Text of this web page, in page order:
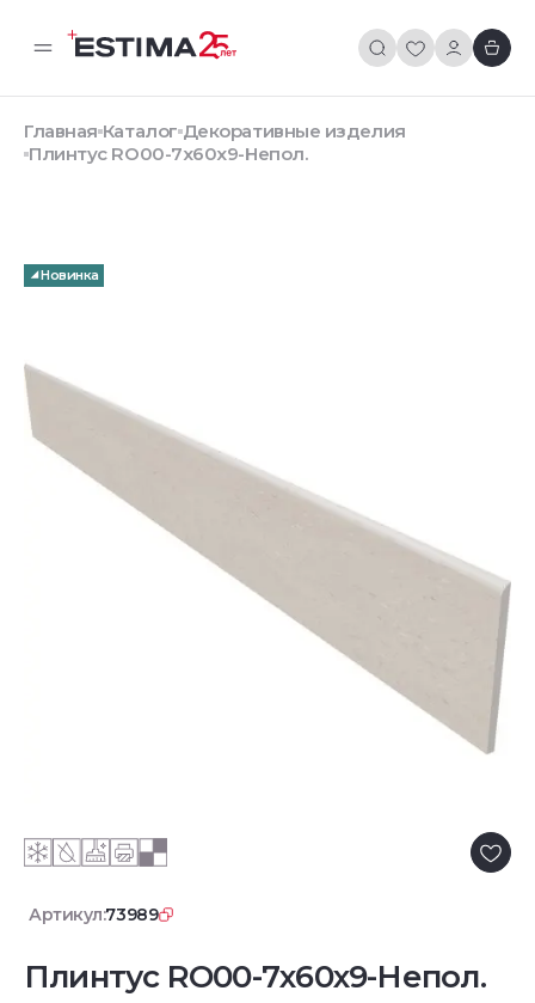
Главная Каталог Декоративные изделия
Плинтус RO00-7x60x9-Непол.
Новинка
Артикул:73989
Плинтус RO00-7x60x9-Непол.